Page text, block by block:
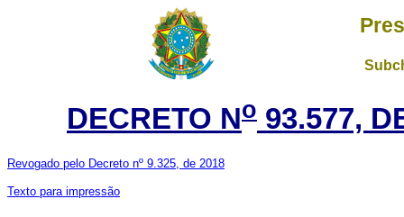
DECRETO No 93.577,
Revogado pelo Decreto nº 9.325, de 2018
Texto para impressão